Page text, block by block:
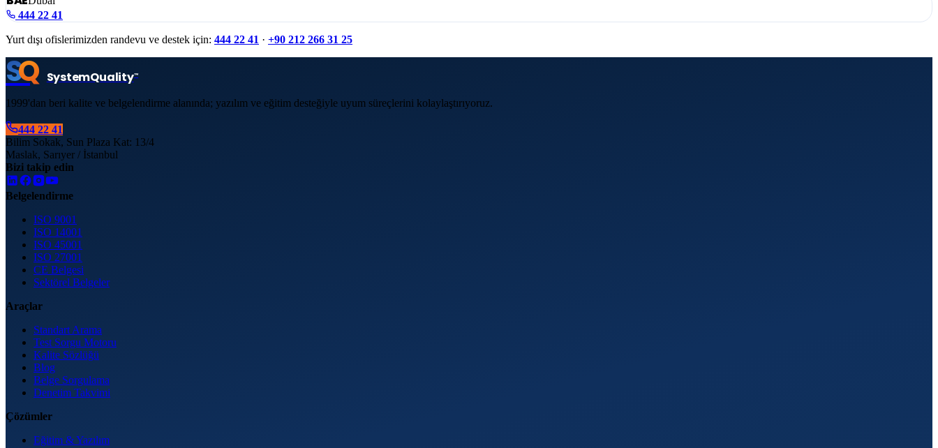
444 22 41
Yurt dışı ofislerimizden randevu ve destek için: 444 22 41 · +90 212 266 31 25
SQ SystemQuality™
1999'dan beri kalite ve belgelendirme alanında; yazılım ve eğitim desteğiyle uyum süreçlerini kolaylaştırıyoruz.
444 22 41
Bilim Sokak, Sun Plaza Kat: 13/4
Maslak, Sarıyer / İstanbul
Bizi takip edin
Belgelendirme
ISO 9001
ISO 14001
ISO 45001
ISO 27001
CE Belgesi
Sektörel Belgeler
Araçlar
Standart Arama
Test Sorgu Motoru
Kalite Sözlüğü
Blog
Belge Sorgulama
Denetim Takvimi
Çözümler
Eğitim & Yazılım